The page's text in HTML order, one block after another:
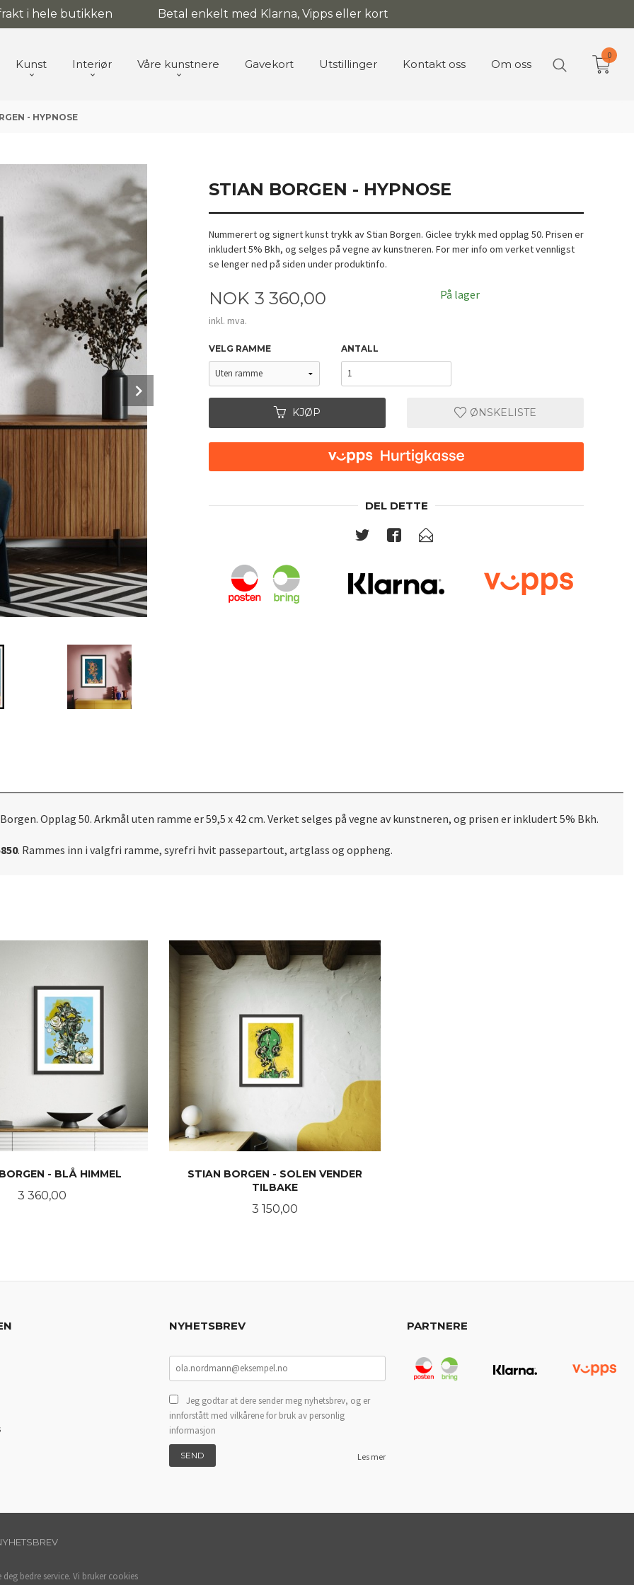
i hele butikken Betal enkelt med Klarna, Vipps eller kort
Kunst Interiør Våre kunstnere Gavekort Utstillinger Kontakt oss Om oss
0
- HYPNOSE
STIAN BORGEN - HYPNOSE
Nummerert og signert kunst trykk av Stian Borgen. Giclee trykk med opplag 50. Prisen er
inkludert 5% Bkh, og selges på vegne av kunstneren. For mer info om verket vennligst
se lenger ned på siden under produktinfo.
Pris
NOK 3 360,00
inkl. mva.
På lager
VELG RAMME ANTALL
KJØP ØNSKELISTE
DEL DETTE
Opplag 50. Arkmål uten ramme er 59,5 x 42 cm. Verket selges på vegne av kunstneren, og prisen er inkludert 5% Bkh.
. Rammes inn i valgfri ramme, syrefri hvit passepartout, artglass og oppheng.
- BLÅ HIMMEL
Pris
3 360,00
STIAN BORGEN - SOLEN VENDER
TILBAKE
Pris
3 150,00
NYHETSBREV
Jeg godtar at dere sender meg nyhetsbrev, og er
innforstått med vilkårene for bruk av personlig
informasjon
Les mer
PARTNERE
bedre service. Vi bruker cookies